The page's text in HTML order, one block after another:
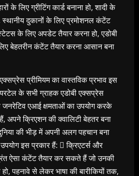
के लिए ग्रीटिंग कार्ड बनाना हो, शादी के
स्थानीय दुकानों के लिए प्रमोशनल कंटेंट
के लिए अपडेट तैयार करना हो, एडोबी
बेहतरीन कंटेंट तैयार करना आसान बना
प्रीमियम का वास्तविक प्रभाव इस
के सभी ग्राहक एडोबी एक्सप्रेस
जनरेटिव एआई क्षमताओं का उपयोग करके
क्रिएशन की क्वालिटी बेहतर बना
की भीड़ में अपनी अलग पहचान बना
इस प्रकार हैं:  क्रिएटर्स और
ऐसा कंटेंट तैयार कर सकते हैं जो उनकी
पहनावे से लेकर भाषा की बारीकियों तक,